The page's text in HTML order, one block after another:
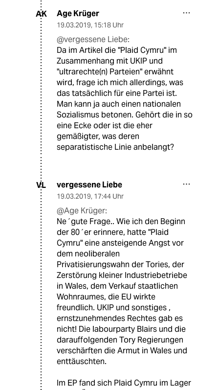
AK Age Krüger
19.03.2019, 15:18 Uhr
@vergessene Liebe:
Da im Artikel die "Plaid Cymru" im
Zusammenhang mit UKIP und
"ultrarechte(n) Parteien" erwähnt
wird, frage ich mich allerdings, was
das tatsächlich für eine Partei ist.
Man kann ja auch einen nationalen
Sozialismus betonen. Gehört die in so
eine Ecke oder ist die eher
gemäßigter, was deren
separatistische Linie anbelangt?
VL vergessene Liebe
19.03.2019, 17:44 Uhr
@Age Krüger:
Ne´gute Frage.. Wie ich den Beginn
der 80´er erinnere, hatte "Plaid
Cymru" eine ansteigende Angst vor
dem neoliberalen
Privatisierungswahn der Tories, der
Zerstörung kleiner Industriebetriebe
in Wales, dem Verkauf staatlichen
Wohnraumes, die EU wirkte
freundlich. UKIP und sonstiges ,
ernstzunehmendes Rechtes gab es
nicht! Die labourparty Blairs und die
darauffolgenden Tory Regierungen
verschärften die Armut in Wales und
enttäuschten.
Im EP fand sich Plaid Cymru im Lager